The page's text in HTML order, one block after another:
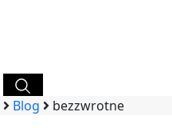
Blog bezzwrotne